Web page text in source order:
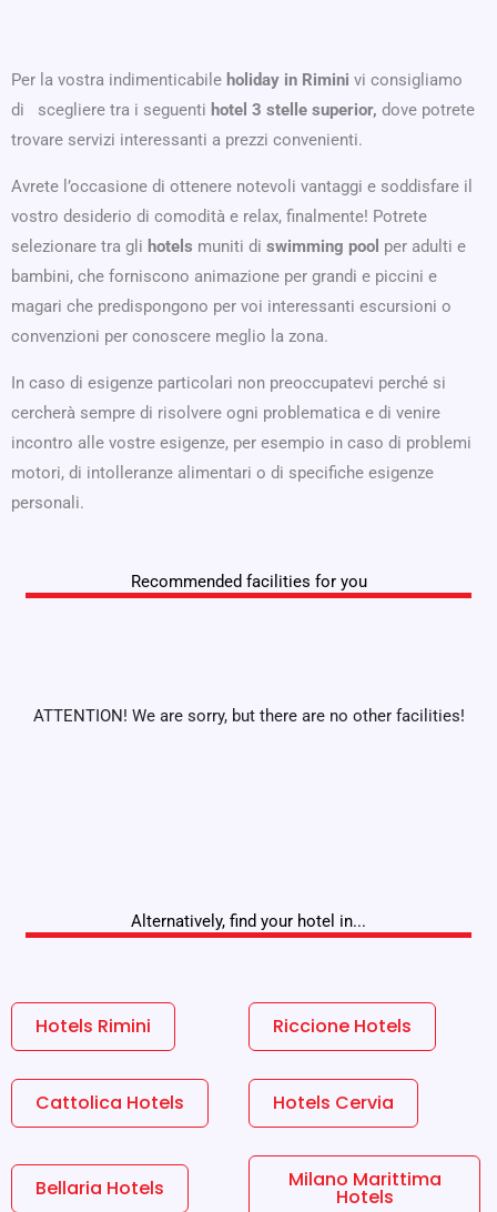
Per la vostra indimenticabile holiday in Rimini vi consigliamo
di
scegliere tra i seguenti hotel 3 stelle superior, dove potrete
trovare servizi interessanti a prezzi convenienti.
Avrete l’occasione di ottenere notevoli vantaggi e soddisfare il
vostro desiderio di comodità e relax, finalmente! Potrete
selezionare tra gli hotels muniti di swimming pool per adulti e
bambini, che forniscono animazione per grandi e piccini e
magari che predispongono per voi interessanti escursioni o
convenzioni per conoscere meglio la zona.
In caso di esigenze particolari non preoccupatevi perché si
cercherà sempre di risolvere ogni problematica e di venire
incontro alle vostre esigenze, per esempio in caso di problemi
motori, di intolleranze alimentari o di specifiche esigenze
personali.
Recommended facilities for you
ATTENTION! We are sorry, but there are no other facilities!
Alternatively, find your hotel in...
Hotels Rimini Riccione Hotels
Cattolica Hotels Hotels Cervia
Bellaria Hotels Milano Marittima
Hotels